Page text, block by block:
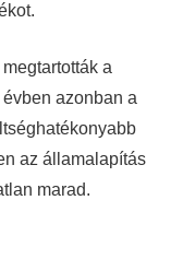
a
azonban a
az államalapítás
marad.